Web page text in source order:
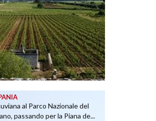
al Parco Nazionale del
passando per la Piana de...